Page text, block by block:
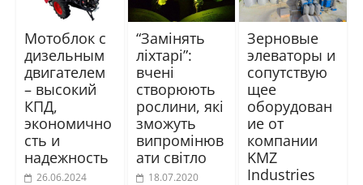
Мотоблок с
дизельным
двигателем
– высокий
КПД,
экономично
сть и
надежность
26.06.2024
“Замінять
ліхтарі”:
вчені
створюють
рослини, які
зможуть
випромінюв
ати світло
18.07.2020
Зерновые
элеваторы и
сопутствую
щее
оборудован
ие от
компании
KMZ
Industries